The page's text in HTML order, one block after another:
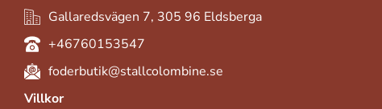
Gallaredsvägen 7, 305 96 Eldsberga
+46760153547
foderbutik@stallcolombine.se
Villkor